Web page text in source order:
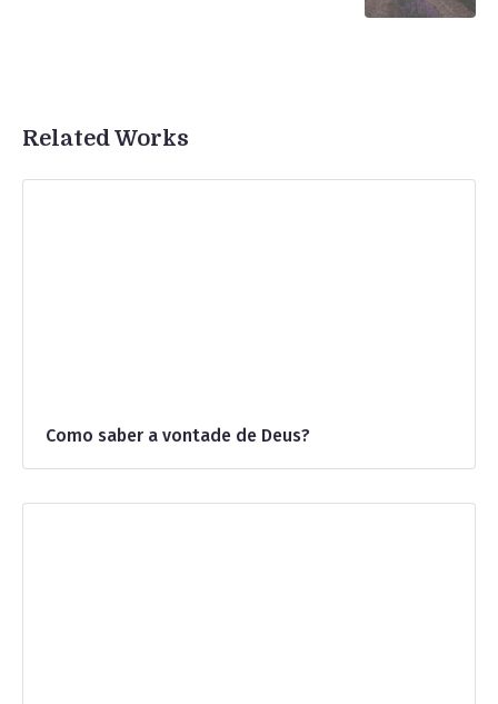
Related Works
Como saber a vontade de Deus?